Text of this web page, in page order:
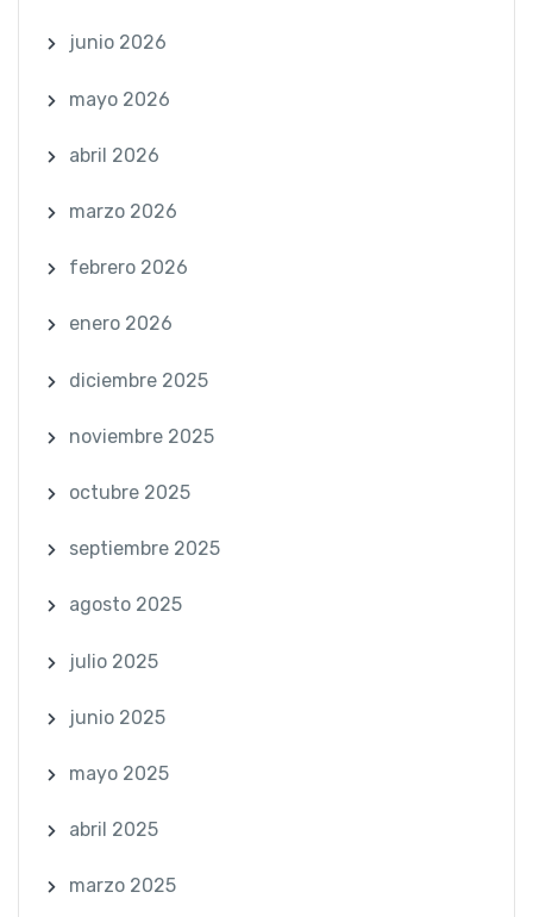
junio 2026
mayo 2026
abril 2026
marzo 2026
febrero 2026
enero 2026
diciembre 2025
noviembre 2025
octubre 2025
septiembre 2025
agosto 2025
julio 2025
junio 2025
mayo 2025
abril 2025
marzo 2025